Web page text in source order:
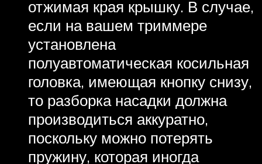
отжимая края крышку. В случае,
если на вашем триммере
установлена
полуавтоматическая косильная
головка, имеющая кнопку снизу,
то разборка насадки должна
производиться аккуратно,
поскольку можно потерять
пружину, которая иногда